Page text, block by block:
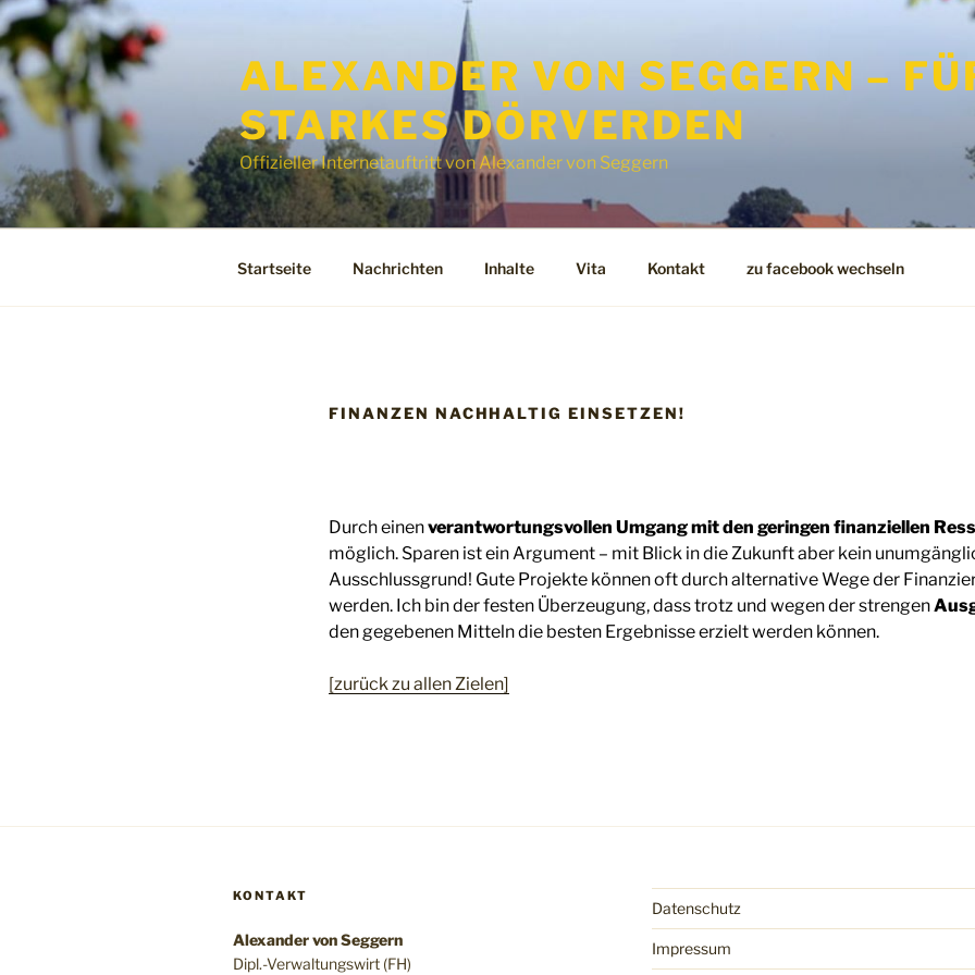
Zum
Inhalt
springen
ALEXANDER VON SEGGERN –
STARKES DÖRVERDEN
Offizieller Internetauftritt von Alexander von Seggern
Startseite Nachrichten Inhalte Vita Kontakt zu facebook wechseln
FINANZEN NACHHALTIG EINSETZEN!
Durch einenverantwortungsvollen Umgang mit den geringen finanziellen
möglich. Sparen ist ein Argument – mit Blick in die Zukunft aber kein
Ausschlussgrund! Gute Projekte können oft durch alternative Wege der
werden. Ich bin der festen Überzeugung, dass trotz und wegen der strengen
den gegebenen Mitteln die besten Ergebnisse erzielt werden können.
[zurück zu allen Zielen]
KONTAKT
Alexander von Seggern
Dipl.-Verwaltungswirt (FH)
Datenschutz
Impressum